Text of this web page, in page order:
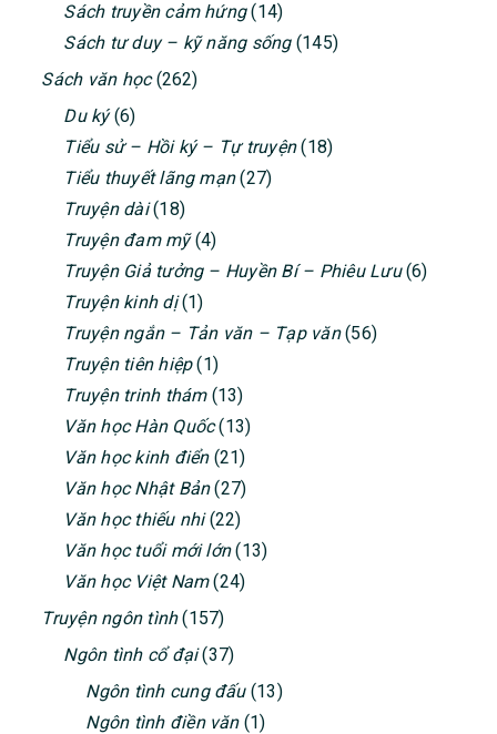
Sách truyền cảm hứng(14)
Sách tư duy – kỹ năng sống(145)
Sách văn học(262)
Du ký(6)
Tiểu sử – Hồi ký – Tự truyện(18)
Tiểu thuyết lãng mạn(27)
Truyện dài(18)
Truyện đam mỹ(4)
Truyện Giả tưởng – Huyền Bí – Phiêu Lưu(6)
Truyện kinh dị(1)
Truyện ngắn – Tản văn – Tạp văn(56)
Truyện tiên hiệp(1)
Truyện trinh thám(13)
Văn học Hàn Quốc(13)
Văn học kinh điển(21)
Văn học Nhật Bản(27)
Văn học thiếu nhi(22)
Văn học tuổi mới lớn(13)
Văn học Việt Nam(24)
Truyện ngôn tình(157)
Ngôn tình cổ đại(37)
Ngôn tình cung đấu(13)
Ngôn tình điền văn(1)